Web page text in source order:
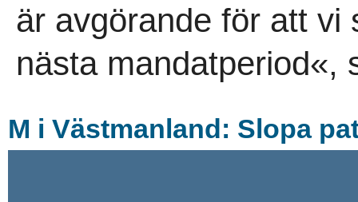
är avgörande för att vi
nästa mandatperiod«,
M i Västmanland: Slopa